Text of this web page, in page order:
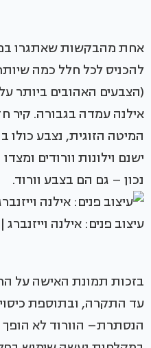
אחת מהבקשות שאתגרו
להכניס לכל חלל כמה
(הצבעים האהובים ביותר
אילנה עמדה בגבורה. קיר
המיטה הזוגית, נצבע כולו
ישנם וילונות וורודים
נכון – גם הם בצבע וורוד.
עיצוב פנים: אילנה
בזכות תמונת האישה על
עד התקרה, ובתוספת
הנסתרת– הוורוד לא